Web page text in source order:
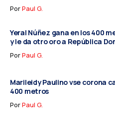
PorPaul G.
Yeral Núñez gana en los 400
y le da otro oro a República
PorPaul G.
Marileidy Paulino vse corona
400 metros
PorPaul G.